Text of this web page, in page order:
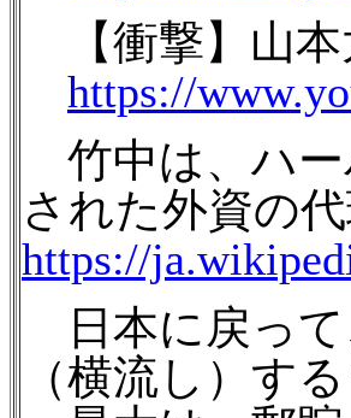
【衝撃】山本
https://
竹中は、ハー
された外資の
https://
日本に戻って
（横流し）す